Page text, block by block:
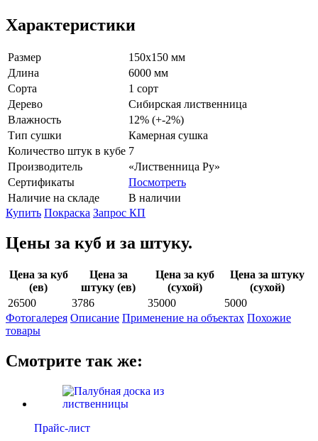
Характеристики
Размер
150х150 мм
Длина
6000 мм
Сорта
1 сорт
Дерево
Сибирская лиственница
Влажность
12% (+-2%)
Тип сушки
Камерная сушка
Количество штук в кубе 7
Производитель
«Лиственница Ру»
Сертификаты
Посмотреть
Наличие на складе
В наличии
Купить Покраска Запрос КП
Цены за куб и за штуку.
Цена за куб
(ев)
Цена за
штуку (ев)
Цена за куб
(сухой)
Цена за штуку
(сухой)
26500
3786 35000
5000
Фотогалерея Описание Применение на объектах Похожие
товары
Смотрите так же:
Прайс-лист